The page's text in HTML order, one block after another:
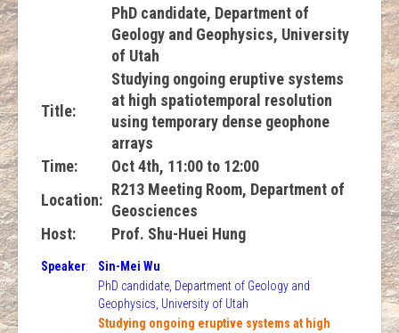
PhD candidate, Department of
Geology and Geophysics, University
of Utah
Title:
Studying ongoing eruptive systems
at high spatiotemporal resolution
using temporary dense geophone
arrays
Time:
Oct 4th, 11:00 to 12:00
Location:
R213 Meeting Room, Department of
Geosciences
Host: Prof. Shu-Huei Hung
Speaker:
Sin-Mei Wu
PhD candidate, Department of Geology and
Geophysics, University of Utah
Studying ongoing eruptive systems at high